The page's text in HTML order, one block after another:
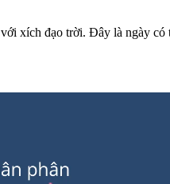
xích đạo trời. Đây là ngày có